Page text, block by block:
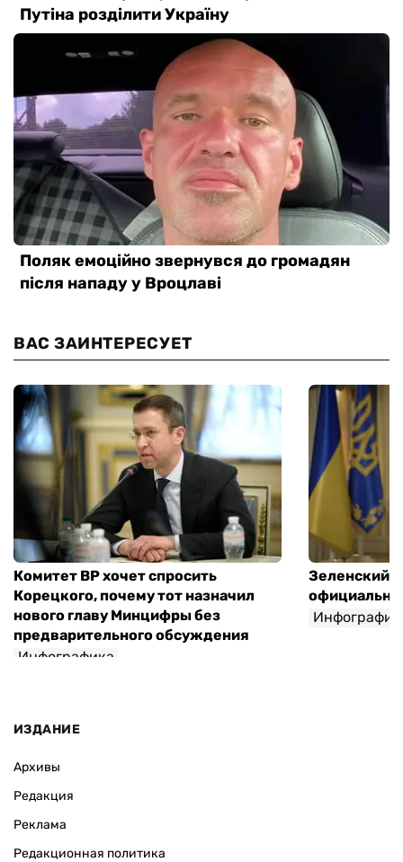
ВАС ЗАИНТЕРЕСУЕТ
Комитет ВР хочет спросить
Корецкого, почему тот назначил
нового главу Минцифры без
предварительного обсуждения
Инфографика
Зеленский
ИЗДАНИЕ
Архивы
Редакция
Реклама
Редакционная политика